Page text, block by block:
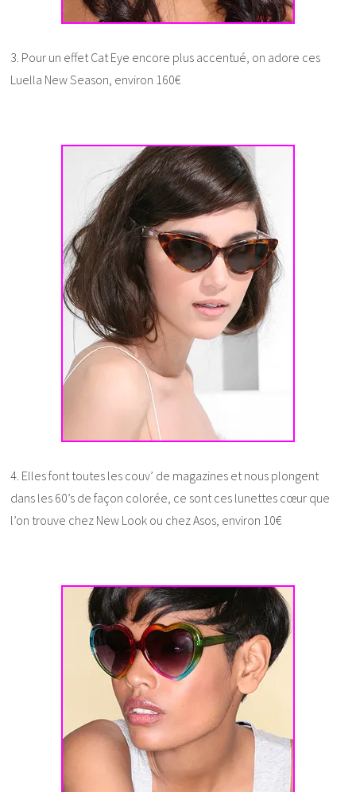
3. Pour un effet Cat Eye encore plus accentué, on adore ces
Luella New Season, environ 160€
4. Elles font toutes les couv’ de magazines et nous plongent
dans les 60’s de façon colorée, ce sont ces lunettes cœur que
l’on trouve chez New Look ou chez Asos, environ 10€